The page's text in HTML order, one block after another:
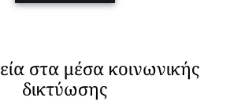
στα μέσα κοινωνικής
δικτύωσης